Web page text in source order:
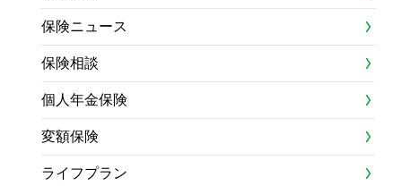
保険ニュース
保険相談
個人年金保険
変額保険
ライフプラン